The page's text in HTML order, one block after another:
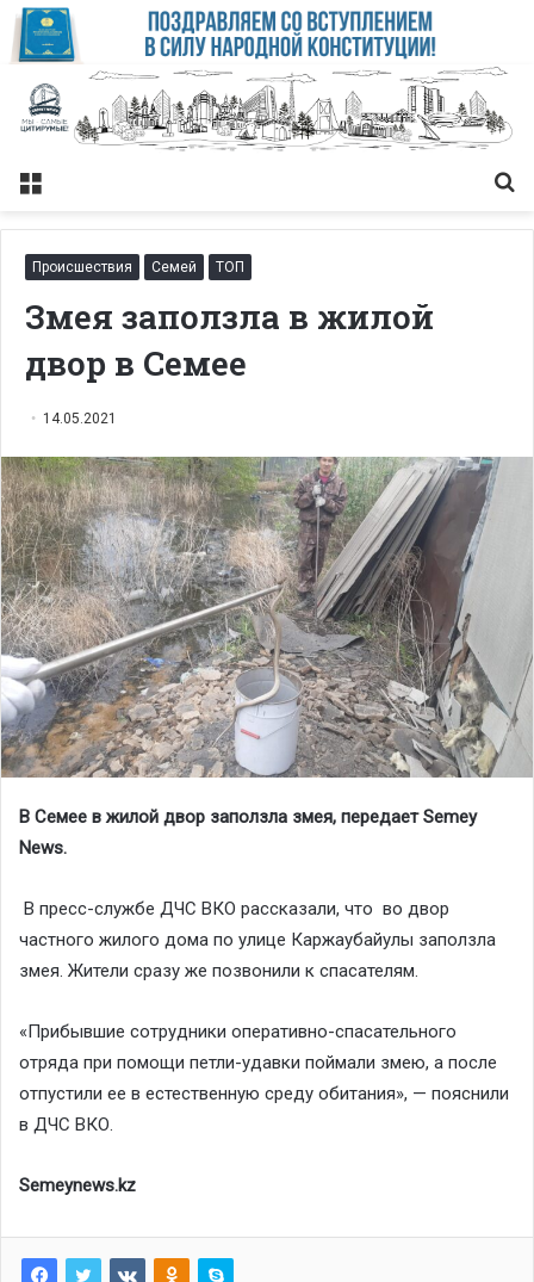
Меню
Происшествия Семей ТОП
Змея заползла в жилой
двор в Семее
14.05.2021
В Семее в жилой двор заползла змея, передаетSemey
News.
В пресс-службе ДЧС ВКО рассказали, что во двор
частного жилого дома по улице Каржаубайулы заползла
змея. Жители сразу же позвонили к спасателям.
«Прибывшие сотрудники оперативно-спасательного
отряда при помощи петли-удавки поймали змею, а после
отпустили ее в естественную среду обитания», — пояснили
в ДЧС ВКО.
Semeynews.kz